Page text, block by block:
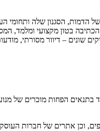
של הדמות, הסגנון שלה
בטון מקצועי ומלמד,
– דיוור מסורתי,
הפחות מוכרים של
וכן אתרים של חברות